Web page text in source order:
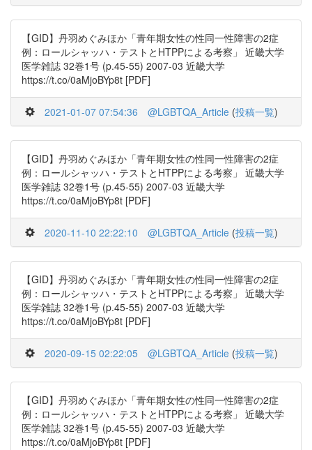
【GID】丹羽めぐみほか「青年期女性の性同一性障害の2症
例：ロールシャッハ・テストとHTPPによる考察」 近畿大学
医学雑誌 32巻1号 (p.45-55) 2007-03 近畿大学
https://t.co/0aMjoBYp8t [PDF]
2021-01-07 07:54:36 @LGBTQA_Article (投稿一覧)
【GID】丹羽めぐみほか「青年期女性の性同一性障害の2症
例：ロールシャッハ・テストとHTPPによる考察」 近畿大学
医学雑誌 32巻1号 (p.45-55) 2007-03 近畿大学
https://t.co/0aMjoBYp8t [PDF]
2020-11-10 22:22:10 @LGBTQA_Article (投稿一覧)
【GID】丹羽めぐみほか「青年期女性の性同一性障害の2症
例：ロールシャッハ・テストとHTPPによる考察」 近畿大学
医学雑誌 32巻1号 (p.45-55) 2007-03 近畿大学
https://t.co/0aMjoBYp8t [PDF]
2020-09-15 02:22:05 @LGBTQA_Article (投稿一覧)
【GID】丹羽めぐみほか「青年期女性の性同一性障害の2症
例：ロールシャッハ・テストとHTPPによる考察」 近畿大学
医学雑誌 32巻1号 (p.45-55) 2007-03 近畿大学
https://t.co/0aMjoBYp8t [PDF]